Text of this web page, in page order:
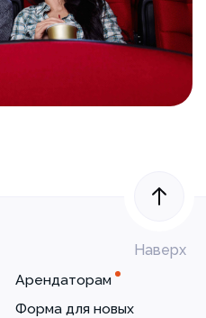
Наверх
Арендаторам
Форма для новых